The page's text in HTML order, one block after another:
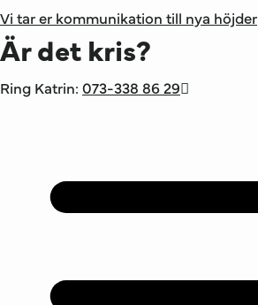
Vi tar er kommunikation till nya höjder
Är det kris?
Ring Katrin: 073-338 86 29